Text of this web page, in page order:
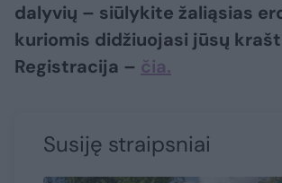
dalyvių – siūlykite žaliąsias
kuriomis didžiuojasi jūsų
Registracija – čia.
Susiję straipsniai